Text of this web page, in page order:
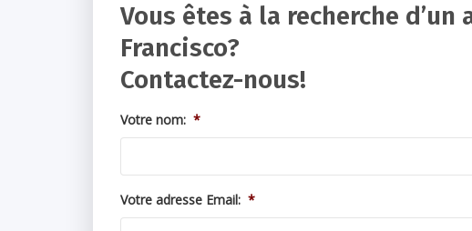
Vous êtes à la recherche
Francisco?
Contactez-nous!
Votre nom: *
Votre adresse Email: *